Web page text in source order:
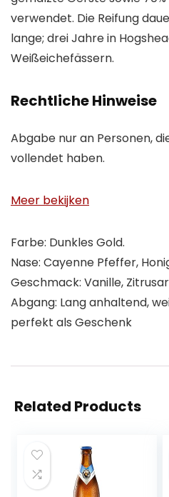
verwendet. Die Reifung
lange; drei Jahre in
Weißeichefässern.
Rechtliche Hinweise
Abgabe nur an Personen,
vollendet haben.
Meer bekijken
Farbe: Dunkles Gold.
Nase: Cayenne Pfeffer,
Geschmack: Vanille,
Abgang: Lang anhaltend,
perfekt als Geschenk
Related Products